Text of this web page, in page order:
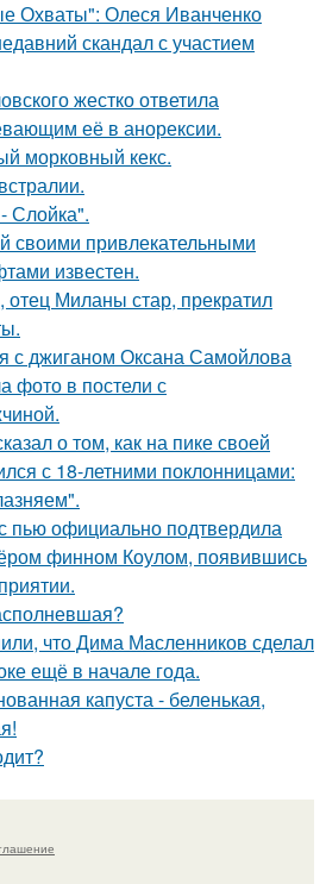
Охваты": Олеся Иванченко
скандал с участием
жестко ответила
её в анорексии.
морковный кекс.
Слойка".
своими привлекательными
известен.
отец Миланы стар, прекратил
с джиганом Оксана Самойлова
фото в постели с
о том, как на пике своей
с 18-летними поклонницами:
пью официально подтвердила
финном Коулом, появившись
что Дима Масленников сделал
ещё в начале года.
капуста - беленькая,